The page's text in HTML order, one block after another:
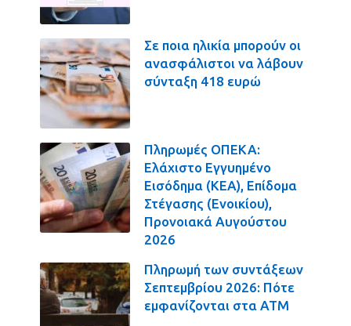
Σε ποια ηλικία μπορούν οι
ανασφάλιστοι να λάβουν
σύνταξη 418 ευρώ
Πληρωμές ΟΠΕΚΑ:
Ελάχιστο Εγγυημένο
Εισόδημα (ΚΕΑ), Επίδομα
Στέγασης (Ενοικίου),
Προνοιακά Αυγούστου
2026
Πληρωμή των συντάξεων
Σεπτεμβρίου 2026: Πότε
εμφανίζονται στα ΑΤΜ